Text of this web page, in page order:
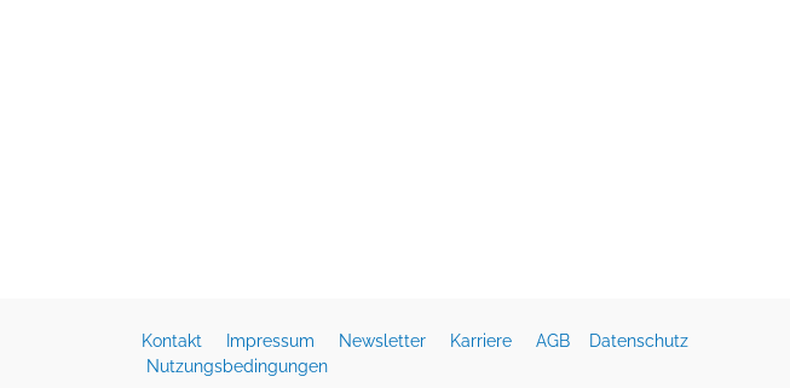
Kontakt Impressum Newsletter Karriere AGB
Datenschutz
Nutzungsbedingungen